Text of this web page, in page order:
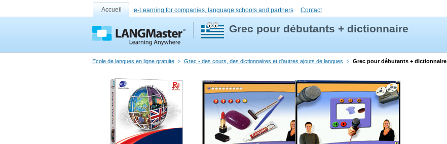
Accueil e-Learning for companies, language schools and partners Contact
Grec pour débutants + dictionnaire
Ecole de langues en ligne gratuite Grec - des cours, des dictionnaires et d'autres ajouts de langues Grec pour débutants + dictionnaire